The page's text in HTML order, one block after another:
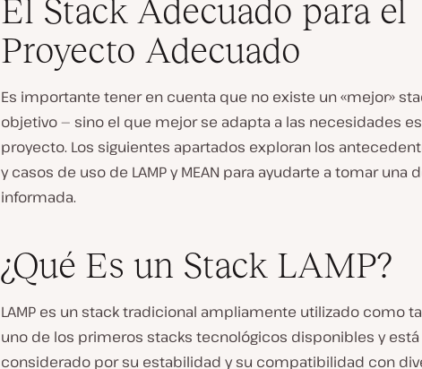
El Stack Adecuado para el
Proyecto Adecuado
Es importante tener en cuenta que no existe un «mejor»
objetivo — sino el que mejor se adapta a las necesidades
proyecto. Los siguientes apartados exploran los
y casos de uso de LAMP y MEAN para ayudarte a tomar una
informada.
¿Qué Es un Stack LAMP?
LAMP es un stack tradicional ampliamente utilizado como
uno de los primeros stacks tecnológicos disponibles y
considerado por su estabilidad y su compatibilidad con